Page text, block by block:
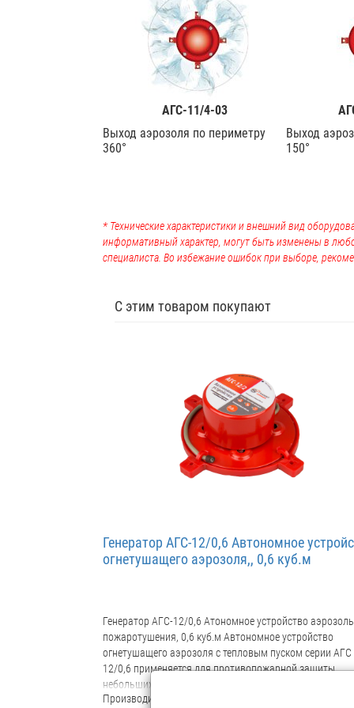
АГС-11/4-03
Выход аэрозоля по периметру
360°
Выход
150°
* Технические характеристики и внешний вид
информативный характер, могут быть изменены в
специалиста. Во избежание ошибок при выборе,
С этим товаром покупают
Генератор АГС-12/0,6 Автономное
огнетушащего аэрозоля,, 0,6 куб.м
Генератор АГС-12/0,6 Атономное устройство
пожаротушения, 0,6 куб.м Автономное устройство
огнетушащего аэрозоля с тепловым пуском серии АГС
12/0,6 применяется для противопожарной защиты
небольших объемов: электроустановки под
до 40кВ электрощетовые под напряжением серверные
Производитель: